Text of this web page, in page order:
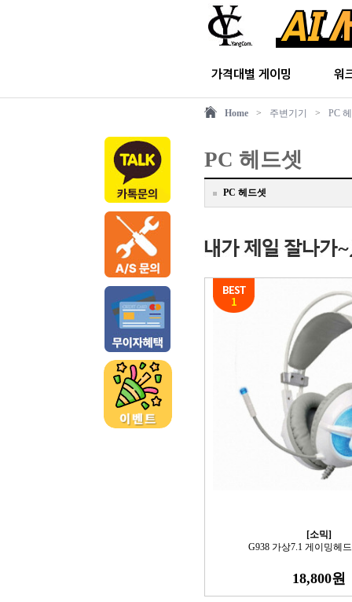
가격대별 게이밍 워
Home > 주변기기 > PC
PC 헤드셋
PC 헤드셋
[소믹]
G938 가상7.1 게이밍헤
18,800원